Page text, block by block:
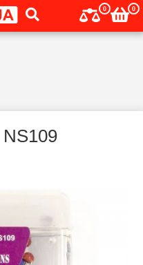
0 0